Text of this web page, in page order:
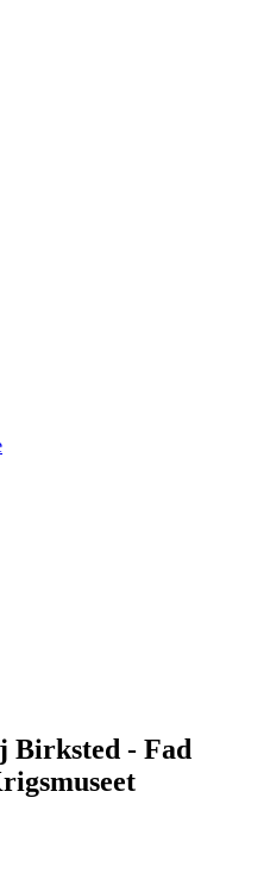
Birksted - Fad